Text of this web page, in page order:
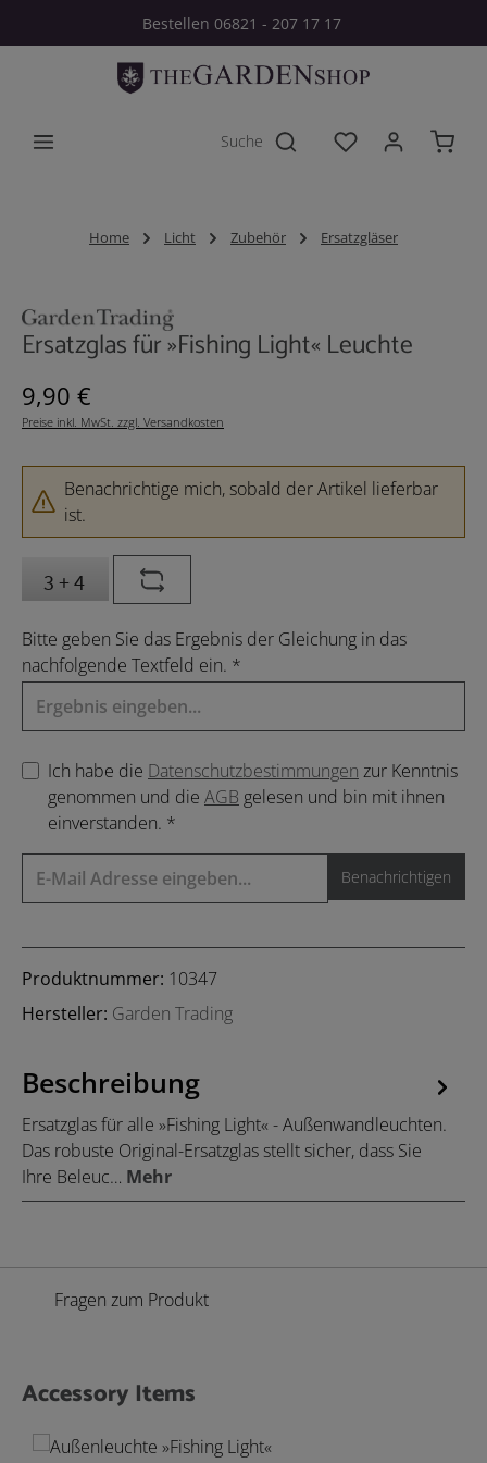
Zum Hauptinhalt springenBestellen 06821 - 207 17 17
Du hast 0
Home Licht Zubehör Ersatzgläser
Ersatzglas für »Fishing Light« Leuchte
Regulärer Preis:
9,90 €
Preise inkl. MwSt. zzgl. Versandkosten
Benachrichtige mich, sobald der Artikel lieferbar
ist.
Bitte geben Sie das Ergebnis der Gleichung in das
nachfolgende Textfeld ein. *
Ich habe die Datenschutzbestimmungen zur Kenntnis
genommen und die AGB gelesen und bin mit ihnen
einverstanden. *
Benachrichtigen
Produktnummer: 10347
Hersteller: Garden Trading
Beschreibung
Ersatzglas für alle »Fishing Light« - Außenwandleuchten.
Das robuste Original-Ersatzglas stellt sicher, dass Sie
Ihre Beleuc… Mehr
Fragen zum Produkt
Produktgalerie überspringen
Accessory Items